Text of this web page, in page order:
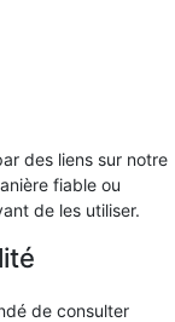
des liens sur notre
fiable ou
de les utiliser.
de consulter